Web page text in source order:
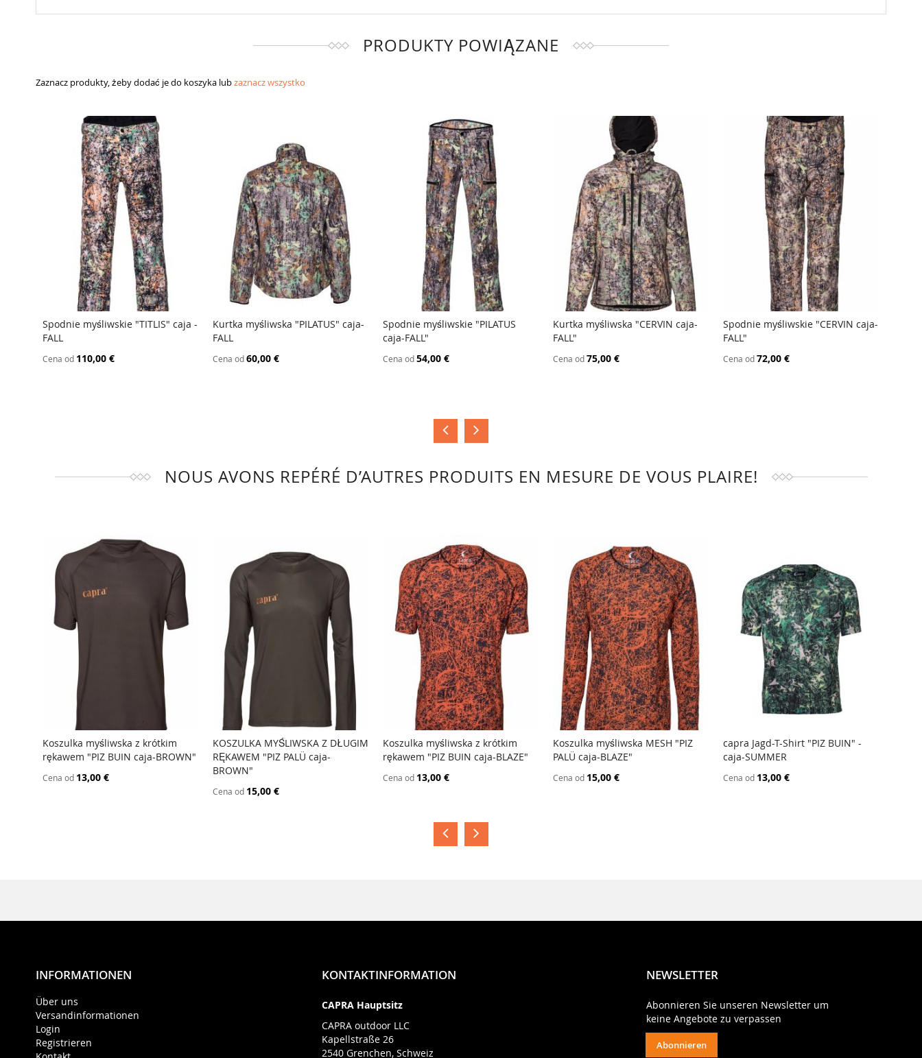
PRODUKTY POWIĄZANE
Zaznacz produkty, żeby dodać je do koszyka lubzaznacz wszystko
Spodnie myśliwskie "TITLIS" caja -
FALL
Cena od 110,00 €
Kurtka myśliwska "PILATUS" caja-
FALL
Cena od60,00 €
PORÓWNAJ
Spodnie myśliwskie "PILATUS
caja-FALL"
Cena od54,00 €
Kurtka myśliwska "CERVIN caja-
FALL"
Cena od75,00 €
Spodnie myśliwskie "CERVIN caja-
FALL"
Cena od72,00 €
NOUS AVONS REPÉRÉ D’AUTRES PRODUITS EN MESURE DE VOUS PLAIRE!
Koszulka myśliwska z krótkim
rękawem "PIZ BUIN caja-BROWN"
Cena od 13,00 €
KOSZULKA MYŚLIWSKA Z DŁUGIM
RĘKAWEM "PIZ PALÜ caja-
BROWN"
Cena od 15,00 €
Koszulka myśliwska z krótkim
rękawem "PIZ BUIN caja-BLAZE"
Cena od 13,00 €
Koszulka myśliwska MESH "PIZ
PALÜ caja-BLAZE"
Cena od 15,00 €
capra Jagd-T-Shirt "PIZ BUIN" -
caja-SUMMER
Cena od 13,00 €
INFORMATIONEN
Über uns
Versandinformationen
Login
Registrieren
KONTAKTINFORMATION
CAPRA Hauptsitz
CAPRA outdoor LLC
Kapellstraße 26
2540 Grenchen, Schweiz
NEWSLETTER
Abonnieren Sie unseren Newsletter um
keine Angebote zu verpassen
Abonnieren